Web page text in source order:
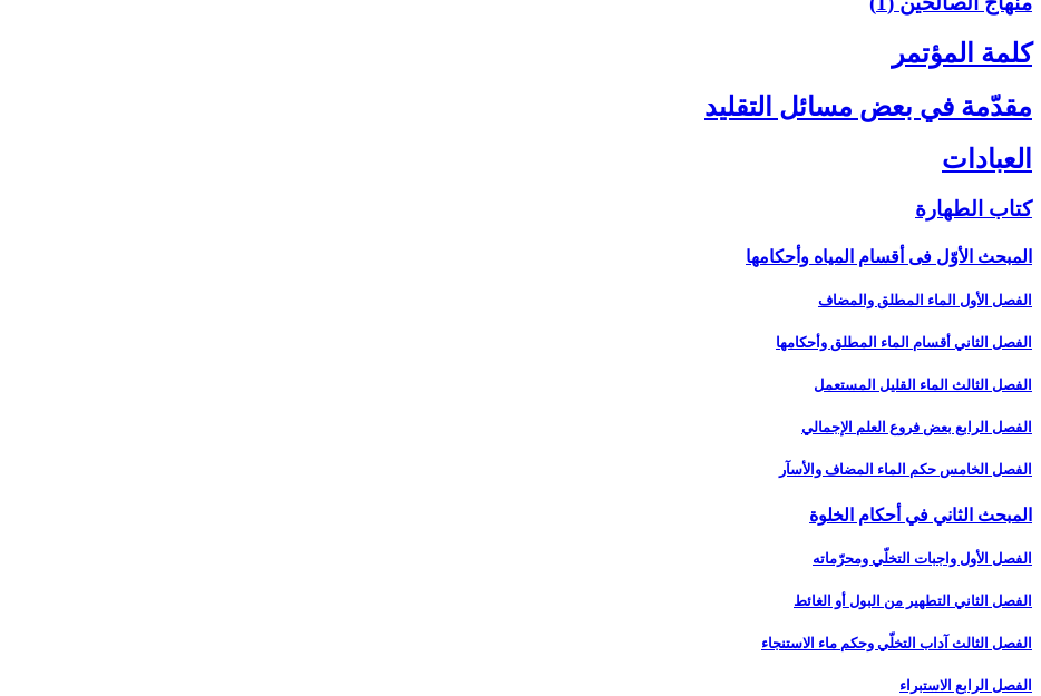
كلمة المؤتمر
مقدّمة في بعض مسائل التقليد
العبادات‏
كتاب الطهارة
المبحث الأوّل فى أقسام المياه وأحكامها
الفصل الأول الماء المطلق والمضاف‏
الفصل الثاني أقسام الماء المطلق وأحكامها
الفصل الثالث الماء القليل المستعمل‏
الفصل الرابع بعض فروع العلم الإجمالي‏
الفصل الخامس حكم الماء المضاف والأسآر
المبحث الثاني في أحكام الخلوة
الفصل الأول واجبات التخلّي ومحرّماته‏
الفصل الثاني التطهير من البول أو الغائط
الفصل الثالث آداب التخلّي وحكم ماء الاستنجاء
الفصل الرابع الاستبراء